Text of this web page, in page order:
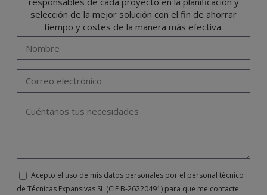
selección de la mejor solución con el fin de ahorrar
tiempo y costes de la manera más efectiva.
Acepto el uso de mis datos personales por el personal técnico
de Técnicas Expansivas SL (CIF B-26220491) para que me contacte